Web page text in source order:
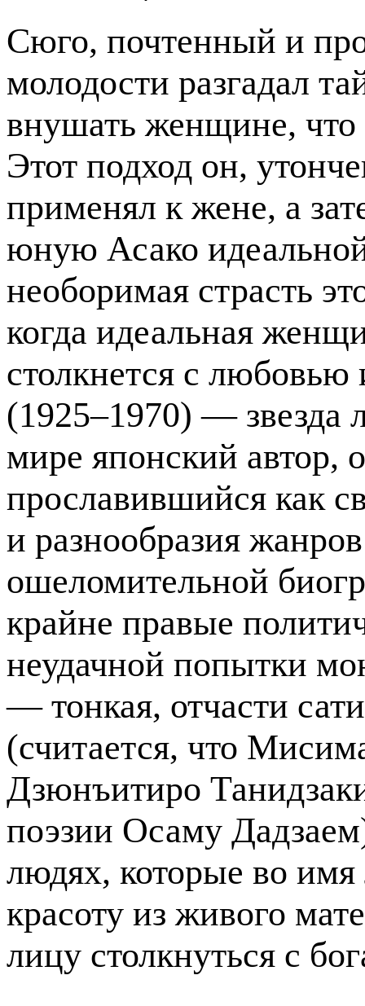
Сюго, почтенный и
молодости разгадал
внушать женщине, что
Этот подход он,
применял к жене, а
юную Асако
необоримая страсть
когда идеальная
столкнется с
(1925–1970) — звезда
мире японский автор,
прославившийся как
и разнообразия
ошеломительной
крайне правые
неудачной попытки
— тонкая, отчасти
(считается, что
Дзюнъитиро
поэзии Осаму
людях, которые во
красоту из живого
лицу столкнуться с